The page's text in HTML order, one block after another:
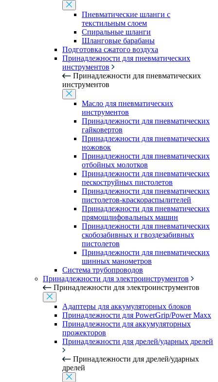
Пневматические шланги с
текстильным слоем
Спиральные шланги
Шланговые барабаны
Подготовка сжатого воздуха
Принадлежности для пневматических
инструментов
Принадлежности для пневматических
инструментов
Масло для пневматических
инструментов
Принадлежности для пневматических
гайковертов
Принадлежности для пневматических
ножовок
Принадлежности для пневматических
отбойных молотков
Принадлежности для пневматических
пескоструйных пистолетов
Принадлежности для пневматических
пистолетов-краскораспылителей
Принадлежности для пневматических
прямошлифовальных машин
Принадлежности для пневматических
скобозабивных и гвоздезабивных
пистолетов
Принадлежности для пневматических
шинных манометров
Система трубопроводов
Принадлежности для электроинструментов
Принадлежности для электроинструментов
Адаптеры для аккумуляторных блоков
Принадлежности для PowerGrip/Power Maxx
Принадлежности для аккумуляторных
прожекторов
Принадлежности для дрелей/ударных дрелей
Принадлежности для дрелей/ударных
дрелей